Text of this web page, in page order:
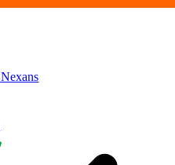
Nexans